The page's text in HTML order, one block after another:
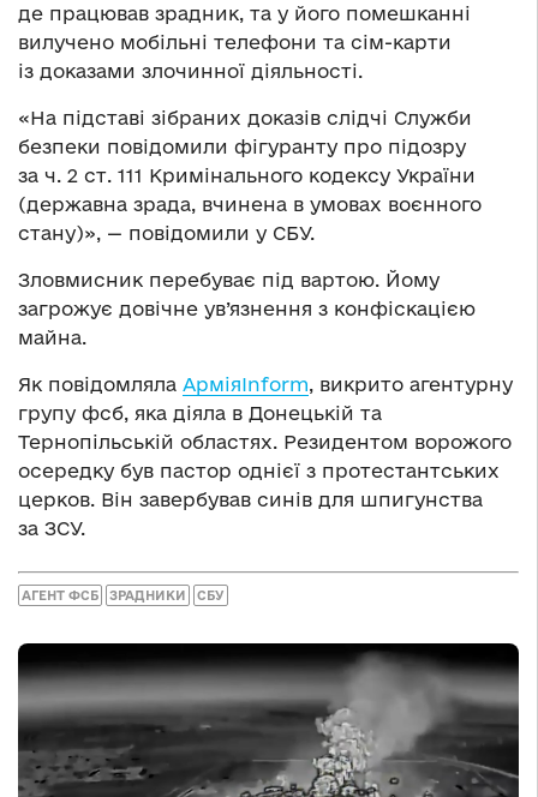
де працював зрадник, та у його помешканні
вилучено мобільні телефони та сім-карти
із доказами злочинної діяльності.
«На підставі зібраних доказів слідчі Служби
безпеки повідомили фігуранту про підозру
за ч. 2 ст. 111 Кримінального кодексу України
(державна зрада, вчинена в умовах воєнного
стану)», — повідомили у СБУ.
Зловмисник перебуває під вартою. Йому
загрожує довічне ув’язнення з конфіскацією
майна.
Як повідомляла АрміяInform, викрито агентурну
групу фсб, яка діяла в Донецькій та
Тернопільській областях. Резидентом ворожого
осередку був пастор однієї з протестантських
церков. Він завербував синів для шпигунства
за ЗСУ.
АГЕНТ ФСБ ЗРАДНИКИ СБУ